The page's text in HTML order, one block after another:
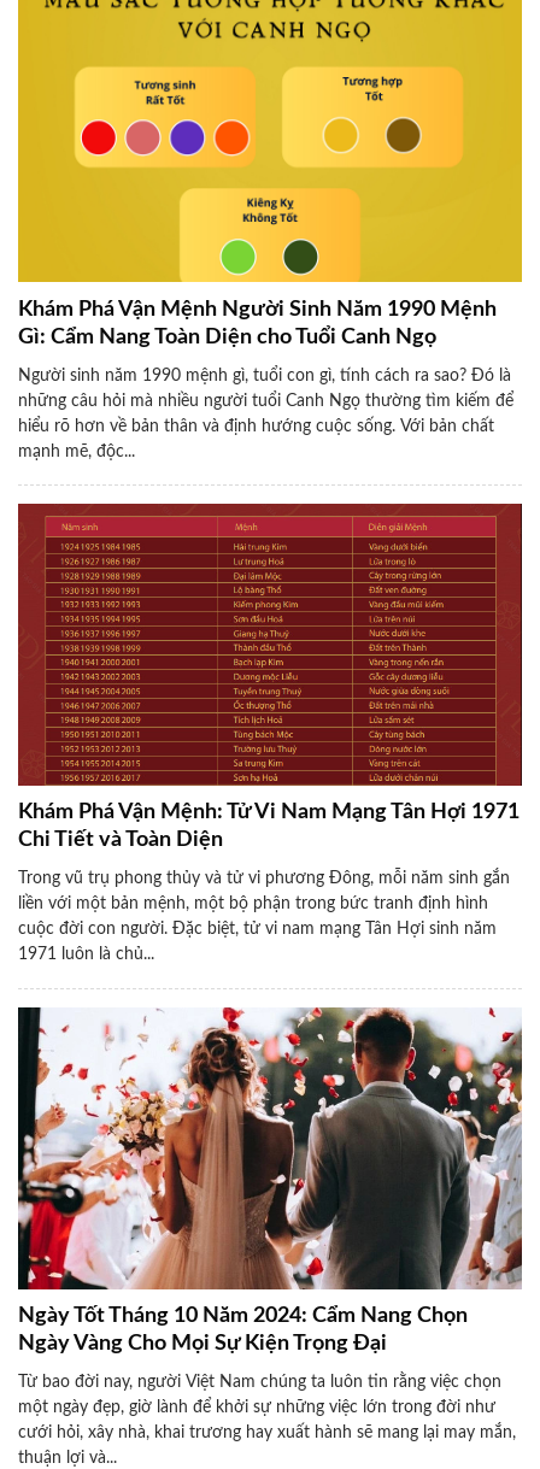
Khám Phá Vận Mệnh Người Sinh Năm 1990 Mệnh
Gì: Cẩm Nang Toàn Diện cho Tuổi Canh Ngọ
Người sinh năm 1990 mệnh gì, tuổi con gì, tính cách ra sao? Đó là
những câu hỏi mà nhiều người tuổi Canh Ngọ thường tìm kiếm để
hiểu rõ hơn về bản thân và định hướng cuộc sống. Với bản chất
mạnh mẽ, độc...
Khám Phá Vận Mệnh: Tử Vi Nam Mạng Tân Hợi 1971
Chi Tiết và Toàn Diện
Trong vũ trụ phong thủy và tử vi phương Đông, mỗi năm sinh gắn
liền với một bản mệnh, một bộ phận trong bức tranh định hình
cuộc đời con người. Đặc biệt, tử vi nam mạng Tân Hợi sinh năm
1971 luôn là chủ...
Ngày Tốt Tháng 10 Năm 2024: Cẩm Nang Chọn
Ngày Vàng Cho Mọi Sự Kiện Trọng Đại
Từ bao đời nay, người Việt Nam chúng ta luôn tin rằng việc chọn
một ngày đẹp, giờ lành để khởi sự những việc lớn trong đời như
cưới hỏi, xây nhà, khai trương hay xuất hành sẽ mang lại may mắn,
thuận lợi và...